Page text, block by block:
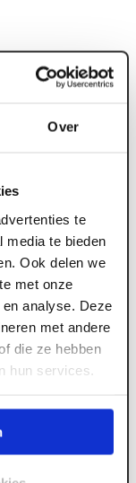
Over
te
media te bieden
Ook delen we
met onze
analyse. Deze
met andere
die ze hebben
hun services.
120 gaten 51
om toegang